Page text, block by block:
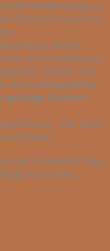
tiefe Verbindung zu
Balance zwischen
zu deiner
auf eine Reise zu
Erlebe, wie
deine körperliche
geistige Klarheit
– für mehr
des Kundalini Yoga
vorbei.